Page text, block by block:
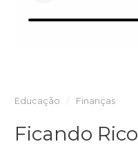
Educação Finanças
Ficando Rico